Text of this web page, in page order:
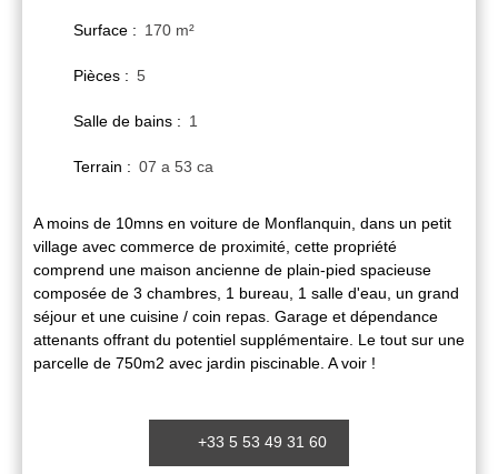
Surface : 170 m²
Pièces : 5
Salle de bains : 1
Terrain : 07 a 53 ca
A moins de 10mns en voiture de Monflanquin, dans un petit
village avec commerce de proximité, cette propriété
comprend une maison ancienne de plain-pied spacieuse
composée de 3 chambres, 1 bureau, 1 salle d'eau, un grand
séjour et une cuisine / coin repas. Garage et dépendance
attenants offrant du potentiel supplémentaire. Le tout sur une
parcelle de 750m2 avec jardin piscinable. A voir !
+33 5 53 49 31 60